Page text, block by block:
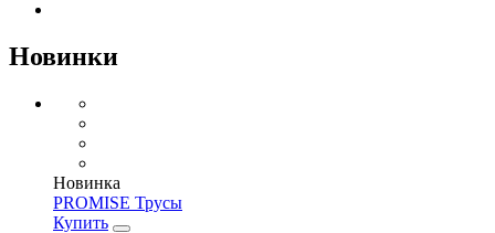
Новинки
Новинка
PROMISE Трусы
Купить